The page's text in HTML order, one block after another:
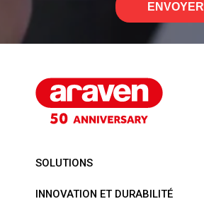
ENVOYER
SOLUTIONS
INNOVATION ET DURABILITÉ